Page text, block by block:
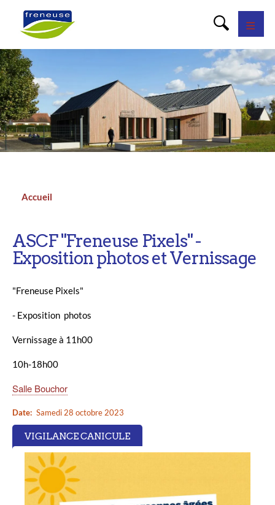
Accueil
ASCF "Freneuse Pixels" -
Exposition photos et Vernissage
"Freneuse Pixels"
- Exposition photos
Vernissage à 11h00
10h-18h00
Salle Bouchor
Date Samedi 28 octobre 2023
VIGILANCE CANICULE